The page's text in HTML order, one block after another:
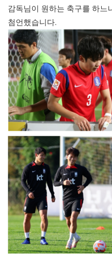
감독님이 원하는 축구를 하느
첨언했습니다.